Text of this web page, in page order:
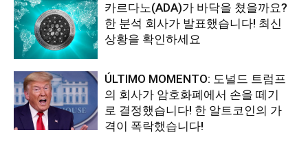
카르다노(ADA)가 바닥을 쳤을까요?
한 분석 회사가 발표했습니다! 최신
상황을 확인하세요
ÚLTIMO MOMENTO: 도널드 트럼프
의 회사가 암호화폐에서 손을 떼기
로 결정했습니다! 한 알트코인의 가
격이 폭락했습니다!